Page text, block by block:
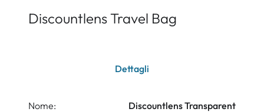
Discountlens Travel Bag
Dettagli
Nome:
Discountlens Transparent